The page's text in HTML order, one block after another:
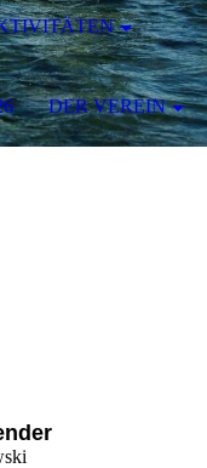
DER VEREIN